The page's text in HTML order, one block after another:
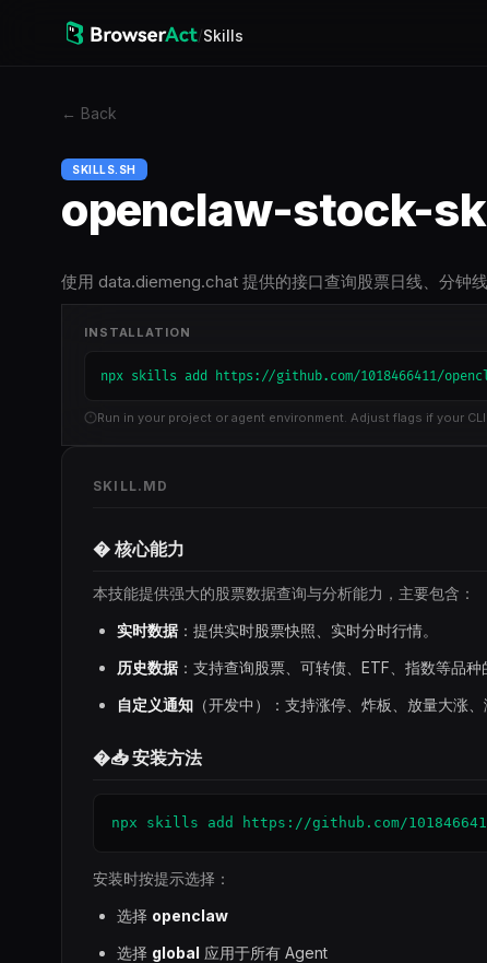
/Skills
← Back
SKILLS.SH
openclaw-stock-
使用 data.diemeng.chat 提供的接口查询股票日线、分钟
INSTALLATION
npx skills add https://github.com/1018466411/
Run in your project or agent environment. Adjust flags if your
SKILL.MD
� 核心能力
本技能提供强大的股票数据查询与分析能力，主要包含：
实时数据：提供实时股票快照、实时分时行情。
历史数据：支持查询股票、可转债、ETF、指数等品
自定义通知 （开发中）：支持涨停、炸板、放量大涨
�📥 安装方法
npx skills add https://github.com/
安装时按提示选择：
选择 openclaw
选择 global 应用于所有 Agent